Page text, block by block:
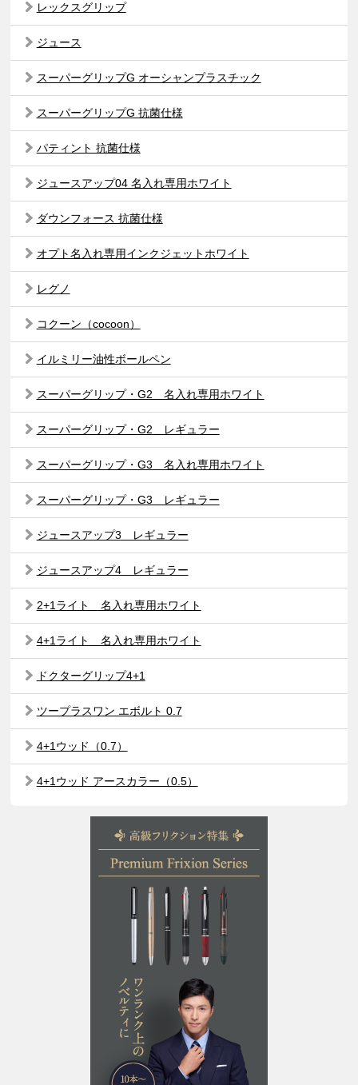
レックスグリップ
ジュース
スーパーグリップG オーシャンプラスチック
スーパーグリップG 抗菌仕様
パティント 抗菌仕様
ジュースアップ04 名入れ専用ホワイト
ダウンフォース 抗菌仕様
オプト名入れ専用インクジェットホワイト
レグノ
コクーン（cocoon）
イルミリー油性ボールペン
スーパーグリップ・G2 名入れ専用ホワイト
スーパーグリップ・G2 レギュラー
スーパーグリップ・G3 名入れ専用ホワイト
スーパーグリップ・G3 レギュラー
ジュースアップ3 レギュラー
ジュースアップ4 レギュラー
2+1ライト 名入れ専用ホワイト
4+1ライト 名入れ専用ホワイト
ドクターグリップ4+1
ツープラスワン エボルト 0.7
4+1ウッド（0.7）
4+1ウッド アースカラー（0.5）